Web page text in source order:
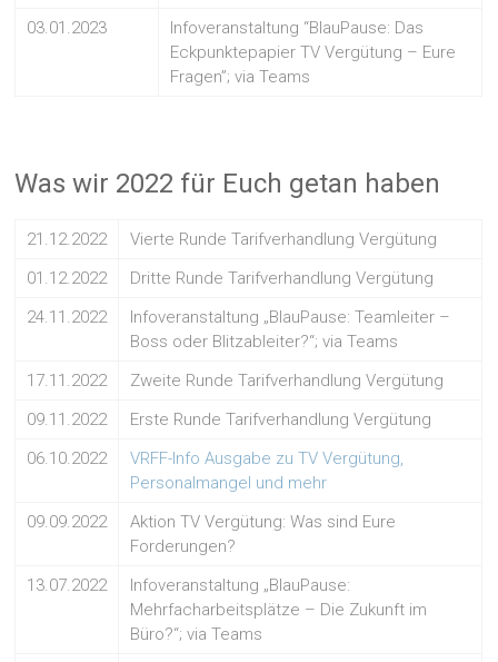
03.01.2023
Infoveranstaltung “BlauPause: Das
Eckpunktepapier TV Vergütung – Eure
Fragen”; via Teams
Was wir 2022 für Euch getan haben
21.12.2022
Vierte Runde Tarifverhandlung Vergütung
01.12.2022
Dritte Runde Tarifverhandlung Vergütung
24.11.2022
Infoveranstaltung „BlauPause: Teamleiter –
Boss oder Blitzableiter?“; via Teams
17.11.2022
Zweite Runde Tarifverhandlung Vergütung
09.11.2022
Erste Runde Tarifverhandlung Vergütung
06.10.2022
VRFF-Info Ausgabe zu TV Vergütung,
Personalmangel und mehr
09.09.2022
Aktion TV Vergütung: Was sind Eure
Forderungen?
13.07.2022
Infoveranstaltung „BlauPause:
Mehrfacharbeitsplätze – Die Zukunft im
Büro?“; via Teams